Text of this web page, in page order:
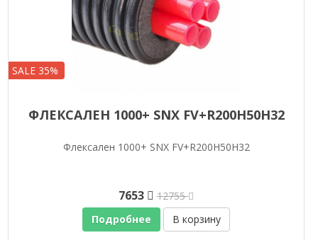
SALE 35%
ФЛЕКСАЛЕН 1000+ SNX FV+R200H50H32
Флексален 1000+ SNX FV+R200H50H32
7653
12755
Подробнее
В корзину